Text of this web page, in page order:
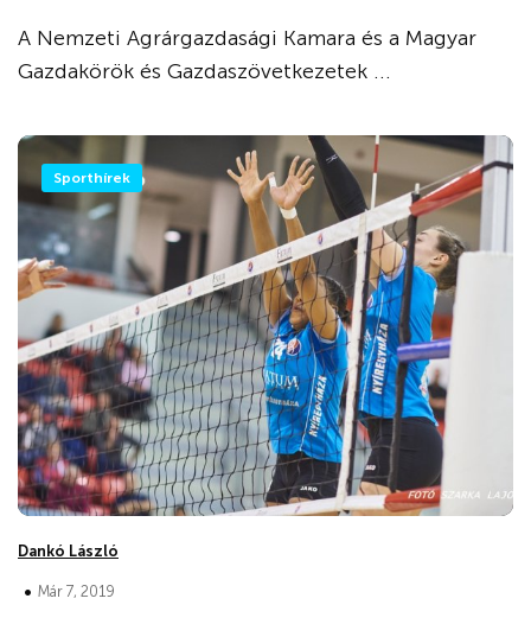
A Nemzeti Agrárgazdasági Kamara és a Magyar
Gazdakörök és Gazdaszövetkezetek ...
Sporthírek
Dankó László
• Már 7, 2019